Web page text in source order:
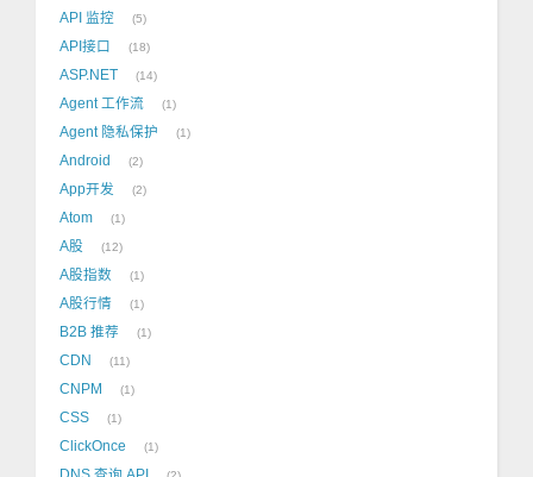
API 监控 5
API接口 18
ASP.NET 14
Agent 工作流 1
Agent 隐私保护 1
Android 2
App开发 2
Atom 1
A股 12
A股指数 1
A股行情 1
B2B 推荐 1
CDN 11
CNPM 1
CSS 1
ClickOnce 1